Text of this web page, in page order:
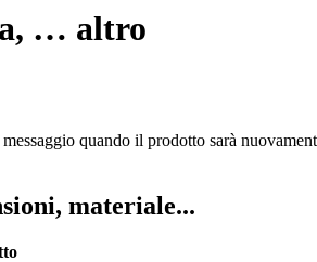
, … altro
quando il prodotto sarà
materiale...